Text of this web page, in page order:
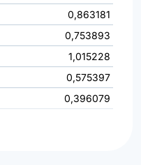
0,863181
0,753893
1,015228
0,575397
0,396079